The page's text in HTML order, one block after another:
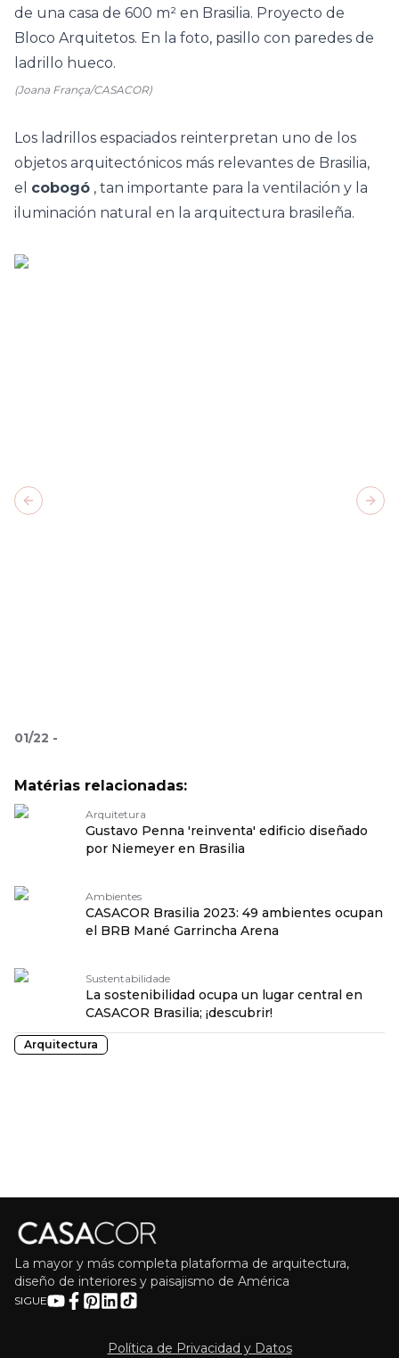
(Joana França/CASACOR)
Los ladrillos espaciados reinterpretan uno de los
objetos arquitectónicos más relevantes de Brasilia,
el cobogó , tan importante para la ventilación y la
iluminación natural en la arquitectura brasileña.
01/22 -
Previous slide
Matérias relacionadas:
Arquitetura
Gustavo Penna 'reinventa' edificio diseñado
por Niemeyer en Brasilia
Ambientes
CASACOR Brasilia 2023: 49 ambientes ocupan
el BRB Mané Garrincha Arena
Sustentabilidade
La sostenibilidad ocupa un lugar central en
CASACOR Brasilia; ¡descubrir!
Arquitectura
La mayor y más completa plataforma de arquitectura,
diseño de interiores y paisajismo de América
SIGUE
Política de Privacidad y Datos